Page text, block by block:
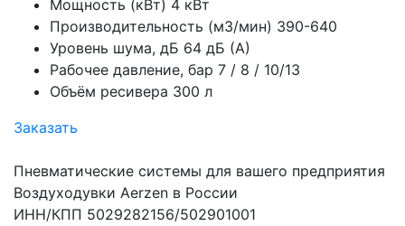
Мощность (кВт) 4 кВт
Производительность (м3/мин) 390-640
Уровень шума, дБ 64 дБ (А)
Рабочее давление, бар 7 / 8 / 10/13
Объём ресивера 300 л
Заказать
Пневматические системы для вашего предприятия
Воздуходувки Aerzen в России
ИНН/КПП 5029282156/502901001